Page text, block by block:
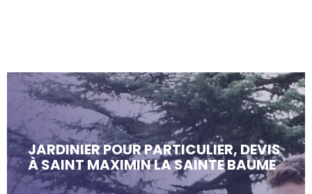
JARDINIER POUR PARTICULIER, DEVIS
À SAINT MAXIMIN LA SAINTE BAUME